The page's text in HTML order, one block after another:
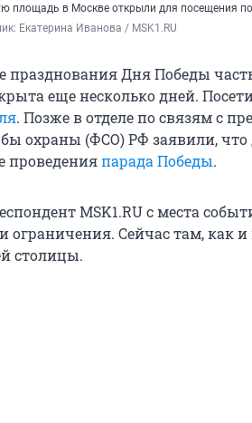
площадь в Москве открыли для посещения
Екатерина Иванова / MSK1.RU
празднования Дня Победы
еще несколько дней.
. Позже в отделе по связям с
охраны (ФСО) РФ заявили, что
проведенияпарада Победы.
MSK1.RU с места
ограничения. Сейчас там, как
столицы.